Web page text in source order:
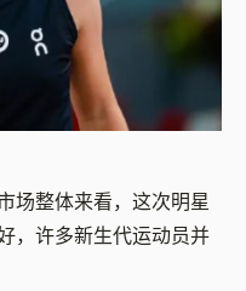
场整体来看，这次明星
，许多新生代运动员并